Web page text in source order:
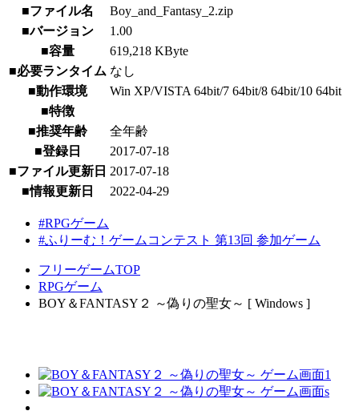
■ファイル名
Boy_and_Fantasy_2.zip
■バージョン
1.00
■容量
619,218 KByte
■必要ランタイム なし
■動作環境
Win XP/VISTA 64bit/7 64bit/8 64bit/10 64bit
■特徴
■推奨年齢
全年齢
■登録日
2017-07-18
■ファイル更新日 2017-07-18
■情報更新日
2022-04-29
#RPGゲーム
#ふりーむ！ゲームコンテスト 第13回 参加ゲーム
フリーゲームTOP
RPGゲーム
BOY＆FANTASY２ ～偽りの聖女～ [ Windows ]